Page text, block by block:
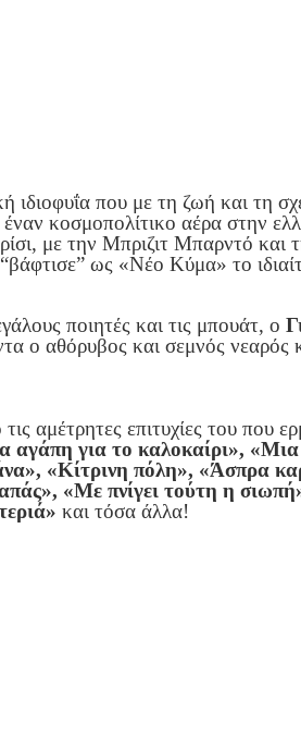
ιδιοφυΐα που με τη ζωή και τη
κοσμοπολίτικο αέρα στην
με την Μπριζιτ Μπαρντό και
ως «Νέο Κύμα» το
ποιητές και τις μπουάτ, ο
ο αθόρυβος και σεμνός νεαρός
αμέτρητες επιτυχίες του που
αγάπη για το καλοκαίρι»,
«Κίτρινη πόλη», «Άσπρα
«Με πνίγει τούτη η
και τόσα άλλα!